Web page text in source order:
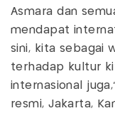
Asmara dan
mendapat
sini, kita sebagai
terhadap kultur
internasional
resmi, Jakarta,